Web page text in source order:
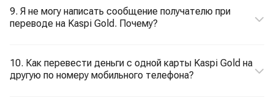
9. Я не могу написать сообщение получателю при
переводе на Kaspi Gold. Почему?
10. Как перевести деньги с одной карты Kaspi Gold на
другую по номеру мобильного телефона?